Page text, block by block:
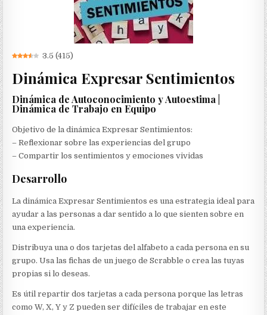
3.5 (415)
Dinámica Expresar Sentimientos
Dinámica de Autoconocimiento y Autoestima |
Dinámica de Trabajo en Equipo
Objetivo de la dinámica Expresar Sentimientos:
– Reflexionar sobre las experiencias del grupo
– Compartir los sentimientos y emociones vividas
Desarrollo
La dinámica Expresar Sentimientos es una estrategia ideal para
ayudar a las personas a dar sentido a lo que sienten sobre en
una experiencia.
Distribuya una o dos tarjetas del alfabeto a cada persona en su
grupo. Usa las fichas de un juego de Scrabble o crea las tuyas
propias si lo deseas.
Es útil repartir dos tarjetas a cada persona porque las letras
como W, X, Y y Z pueden ser difíciles de trabajar en este